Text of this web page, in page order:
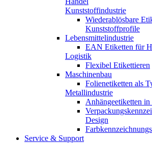
Kunststoffindustrie
Wiederablösbare
Kunststoffprofile
Lebensmittelindustrie
EAN Etiketten für
Logistik
Flexibel Etikettieren
Maschinenbau
Folienetiketten als
Metallindustrie
Anhängeetiketten
Design
Service & Support